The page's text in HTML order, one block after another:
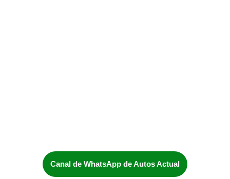
Canal de WhatsApp de Autos Actual